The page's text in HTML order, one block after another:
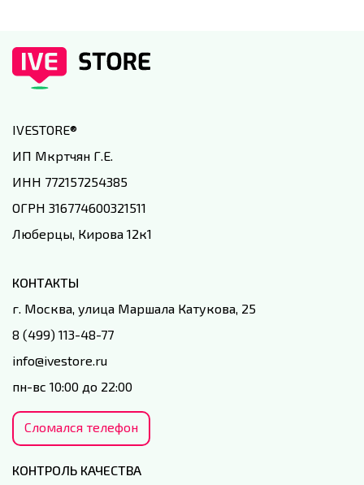
IVESTORE®
ИП Мкртчян Г.Е.
ИНН 772157254385
ОГРН 316774600321511
Люберцы, Кирова 12к1
КОНТАКТЫ
г. Москва, улица Маршала Катукова, 25
8 (499) 113-48-77
info@ivestore.ru
пн-вс 10:00 до 22:00
Сломался телефон
КОНТРОЛЬ КАЧЕСТВА